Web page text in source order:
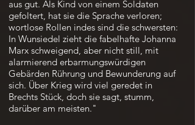
aus gut. Als Kind von einem Soldaten
gefoltert, hat sie die Sprache verloren;
wortlose Rollen indes sind die schwersten:
In Wunsiedel zieht die fabelhafte Johanna
Marx schweigend, aber nicht still, mit
alarmierend erbarmungswürdigen
Gebärden Rührung und Bewunderung auf
sich. Über Krieg wird viel geredet in
Brechts Stück, doch sie sagt, stumm,
darüber am meisten."